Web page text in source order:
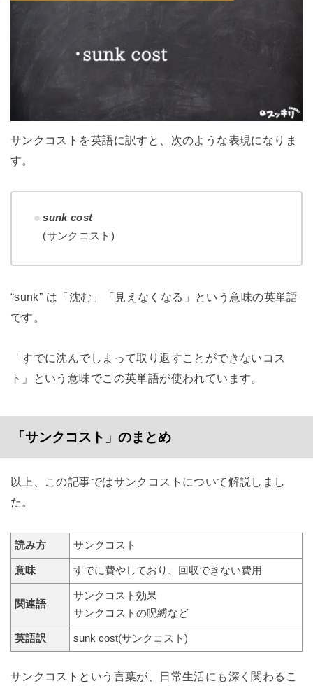
サンクコストを英語に訳すと、次のような表現になりま
す。
sunk cost
(サンクコスト)
“sunk” は「沈む」「見えなくなる」という意味の英単語
です。
「すでに沈んでしまって取り返すことができないコス
ト」という意味でこの英単語が使われています。
「サンクコスト」のまとめ
以上、この記事ではサンクコストについて解説しまし
た。
読み方 サンクコスト
意味 すでに費やしており、回収できない費用
関連語
サンクコスト効果
サンクコストの呪縛など
英語訳 sunk cost(サンクコスト)
サンクコストという言葉が、日常生活にも深く関わるこ